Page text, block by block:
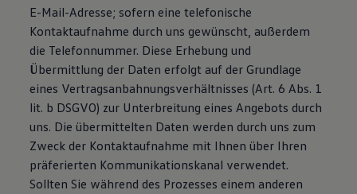
E-Mail-Adresse; sofern eine telefonische
Kontaktaufnahme durch uns gewünscht, außerdem
die Telefonnummer. Diese Erhebung und
Übermittlung der Daten erfolgt auf der Grundlage
eines Vertragsanbahnungsverhältnisses (Art. 6 Abs. 1
lit. b DSGVO) zur Unterbreitung eines Angebots durch
uns. Die übermittelten Daten werden durch uns zum
Zweck der Kontaktaufnahme mit Ihnen über Ihren
präferierten Kommunikationskanal verwendet.
Sollten Sie während des Prozesses einem anderen